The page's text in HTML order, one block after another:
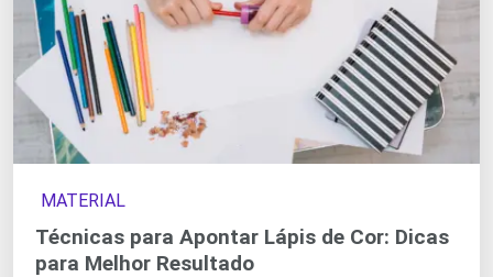
MATERIAL
Técnicas para Apontar Lápis de Cor: Dicas
para Melhor Resultado